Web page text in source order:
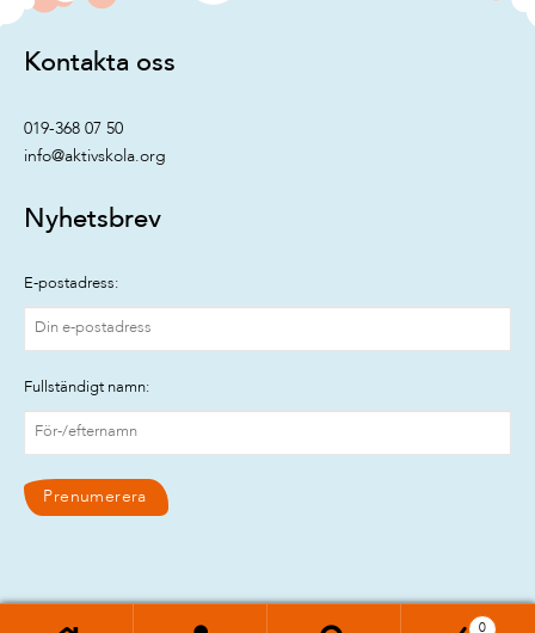
Kontakta oss
019-368 07 50
info@aktivskola.org
Nyhetsbrev
E-postadress:
Fullständigt namn:
0